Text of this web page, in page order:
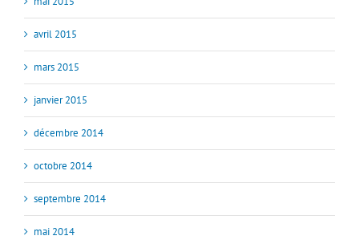
avril 2015
mars 2015
janvier 2015
décembre 2014
octobre 2014
septembre 2014
mai 2014